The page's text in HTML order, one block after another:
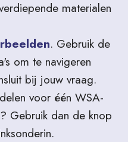
materialen
. Gebruik de
om te navigeren
bij jouw vraag.
voor één WSA-
Gebruik dan de knop